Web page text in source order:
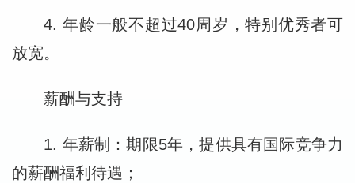
4. 年龄一般不超过40周岁，特别优秀者可
放宽。
薪酬与支持
1. 年薪制：期限5年，提供具有国际竞争力
的薪酬福利待遇；